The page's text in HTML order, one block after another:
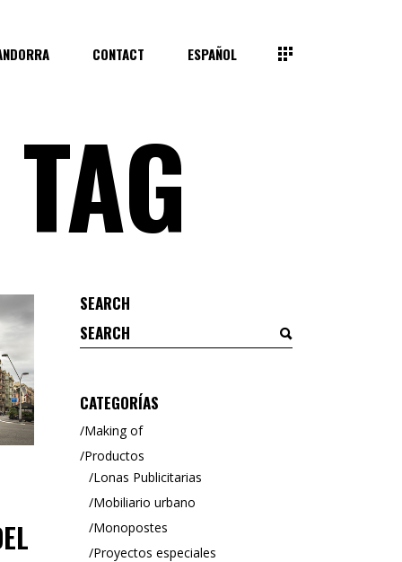
CONTACT ESPAÑOL
SEARCH
Search
for:
CATEGORÍAS
Making of
Productos
Lonas Publicitarias
Mobiliario urbano
Monopostes
Proyectos especiales